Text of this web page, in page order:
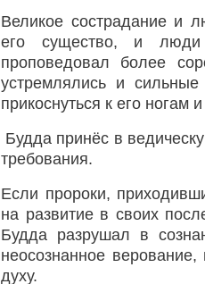
Великое сострадание и
его существо, и
проповедовал более
устремлялись и
прикоснуться к его ногам
Будда принёс в
требования.
Если пророки,
на развитие в своих
Будда разрушал в
неосознанное
духу.